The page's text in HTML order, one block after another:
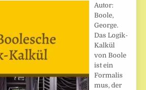
Autor:
Boole,
George.
Das Logik-
Kalkül
von Boole
ist ein
Formalis
mus, der